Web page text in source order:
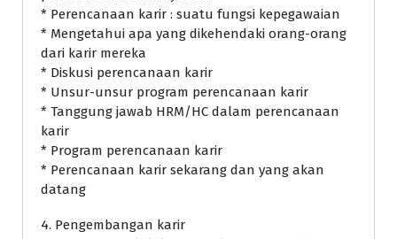
* Perencanaan karir : suatu fungsi kepegawaian
* Mengetahui apa yang dikehendaki orang-orang
dari karir mereka
* Diskusi perencanaan karir
* Unsur-unsur program perencanaan karir
* Tanggung jawab HRM/HC dalam perencanaan
karir
* Program perencanaan karir
* Perencanaan karir sekarang dan yang akan
datang
4. Pengembangan karir